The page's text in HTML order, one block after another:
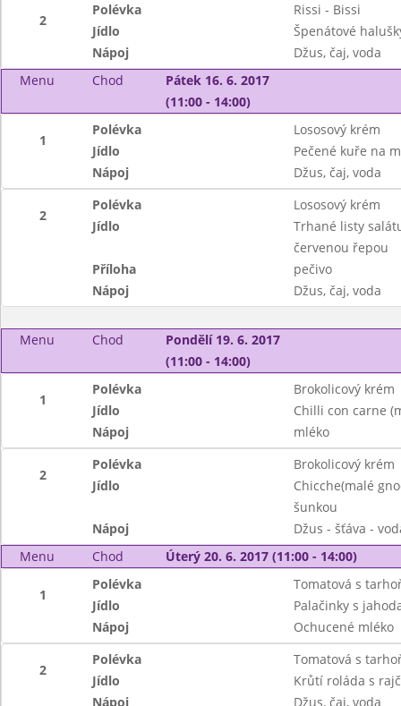
2
Polévka
Rissi - Bissi
Jídlo
Špenátové
Nápoj
Džus, čaj, voda
Menu
Chod
Pátek 16. 6. 2017
(11:00 - 14:00)
1
Polévka
Lososový krém
Jídlo
Pečené kuře na
Nápoj
Džus, čaj, voda
2
Polévka
Lososový krém
Jídlo
Trhané listy
červenou řepou
Příloha
pečivo
Nápoj
Džus, čaj, voda
Menu Chod
Pondělí 19. 6. 2017
(11:00 - 14:00)
1
Polévka
Brokolicový krém
Jídlo
Chilli con carne
Nápoj
mléko
2
Polévka
Brokolicový krém
Jídlo
Chicche(malé
šunkou
Nápoj
Džus - šťáva -
Menu
Chod Úterý 20. 6. 2017 (11:00 - 14:00)
1
Polévka
Tomatová s
Jídlo
Palačinky s
Nápoj
Ochucené mléko
2
Polévka
Tomatová s
Jídlo
Krůtí roláda s
Nápoj
Džus, čaj, voda